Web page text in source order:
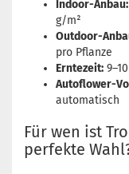
Indoor-Anbau:
g/m²
Outdoor-
pro Pflanze
Erntezeit:
Autoflower-
automatisch
Für wen ist
perfekte